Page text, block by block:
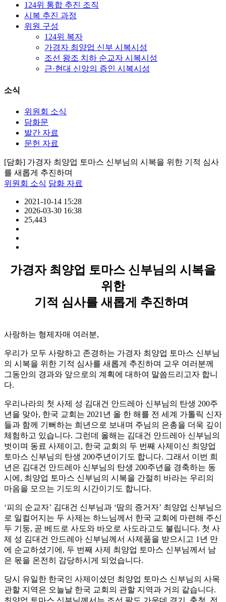
124위 통합 추진 조직
시복 추진 과정
위원 구성
124위 복자
가경자 최양업 신부 시복시성
조선 왕조 치하 순교자 시복시성
근·현대 신앙의 증인 시복시성
소식
위원회 소식
담화문
발간 자료
문헌 자료
[담화] 가경자 최양업 토마스 신부님의 시복을 위한 기적 심사
를 새롭게 추진하며
위원회 소식 담화 자료
2021-10-14 15:28
2026-03-30 16:38
25,443
가경자 최양업 토마스 신부님의 시복을
위한
기적 심사를 새롭게 추진하며
사랑하는 형제자매 여러분,
우리가 모두 사랑하고 존경하는 가경자 최양업 토마스 신부님
의 시복을 위한 기적 심사를 새롭게 추진하며 교우 여러분께
그동안의 경과와 앞으로의 계획에 대하여 말씀드리고자 합니
다.
우리나라의 첫 사제 성 김대건 안드레아 신부님의 탄생 200주
년을 맞아, 한국 교회는 2021년 올 한 해를 전 세계 가톨릭 신자
들과 함께 기뻐하는 희년으로 보내며 주님의 은총을 더욱 깊이
체험하고 있습니다. 그런데 올해는 김대건 안드레아 신부님의
벗이며 동료 사제이고, 한국 교회의 두 번째 사제이신 최양업
토마스 신부님의 탄생 200주년이기도 합니다. 그래서 이번 희
년은 김대건 안드레아 신부님의 탄생 200주년을 경축하는 동
시에, 최양업 토마스 신부님의 시복을 간절히 바라는 우리의
마음을 모으는 기도의 시간이기도 합니다.
‘피의 순교자’ 김대건 신부님과 ‘땀의 증거자’ 최양업 신부님으
로 일컬어지는 두 사제는 하느님께서 한국 교회에 마련해 주신
두 기둥, 곧 베드로 사도와 바오로 사도라고도 불립니다. 첫 사
제 성 김대건 안드레아 신부님께서 사제품을 받으시고 1년 만
에 순교하셨기에, 두 번째 사제 최양업 토마스 신부님께서 남
은 몫을 온전히 감당하시게 되었습니다.
당시 유일한 한국인 사제이셨던 최양업 토마스 신부님의 사목
관할 지역은 오늘날 한국 교회의 관할 지역과 거의 같습니다.
최양업 토마스 신부님께서는 조선 팔도 가운데 경기, 충청, 전